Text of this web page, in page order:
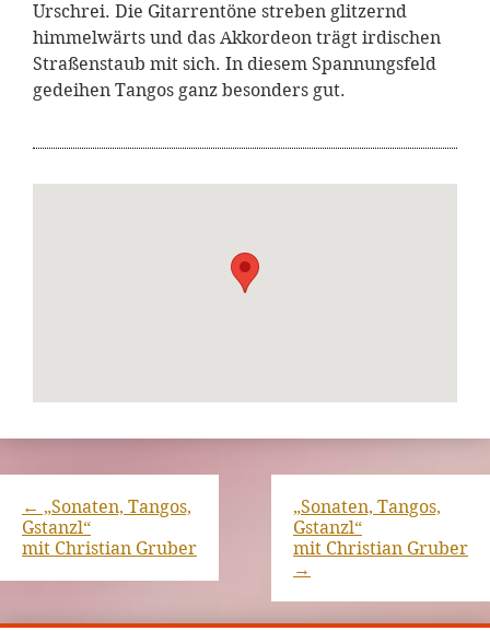
Urschrei. Die Gitarrentöne streben glitzernd
himmelwärts und das Akkordeon trägt irdischen
Straßenstaub mit sich. In diesem Spannungsfeld
gedeihen Tangos ganz besonders gut.
← „Sonaten, Tangos,
Gstanzl“
mit Christian Gruber
„Sonaten, Tangos,
Gstanzl“
mit Christian Gruber
→